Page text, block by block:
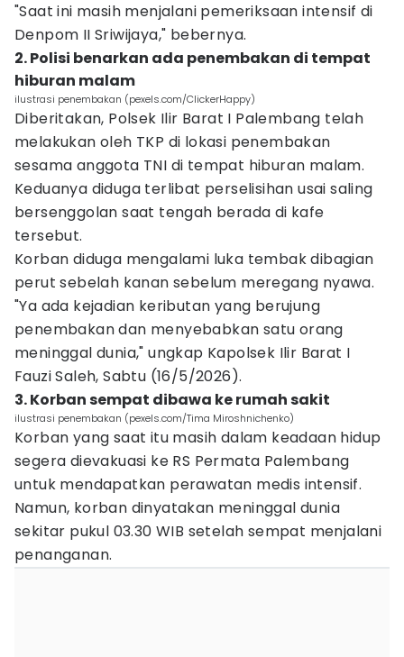
"Saat ini masih menjalani pemeriksaan intensif di
Denpom II Sriwijaya," bebernya.
2. Polisi benarkan ada penembakan di tempat
hiburan malam
ilustrasi penembakan (pexels.com/ClickerHappy)
Diberitakan, Polsek Ilir Barat I Palembang telah
melakukan oleh TKP di lokasi penembakan
sesama anggota TNI di tempat hiburan malam.
Keduanya diduga terlibat perselisihan usai saling
bersenggolan saat tengah berada di kafe
tersebut.
Korban diduga mengalami luka tembak dibagian
perut sebelah kanan sebelum meregang nyawa.
"Ya ada kejadian keributan yang berujung
penembakan dan menyebabkan satu orang
meninggal dunia," ungkap Kapolsek Ilir Barat I
Fauzi Saleh, Sabtu (16/5/2026).
3. Korban sempat dibawa ke rumah sakit
ilustrasi penembakan (pexels.com/Tima Miroshnichenko)
Korban yang saat itu masih dalam keadaan hidup
segera dievakuasi ke RS Permata Palembang
untuk mendapatkan perawatan medis intensif.
Namun, korban dinyatakan meninggal dunia
sekitar pukul 03.30 WIB setelah sempat menjalani
penanganan.